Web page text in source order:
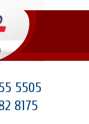
5505
8175